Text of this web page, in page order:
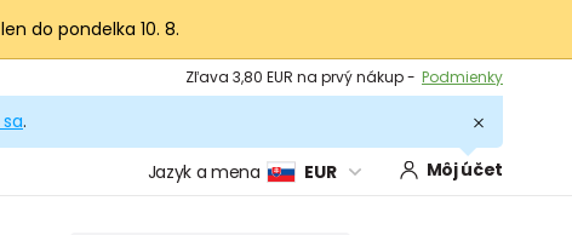
len do pondelka 10. 8.
Výmena a vrátenie tovaru - Zobraziť
Podmienky
.
Jazyk a mena EUR Môj účet